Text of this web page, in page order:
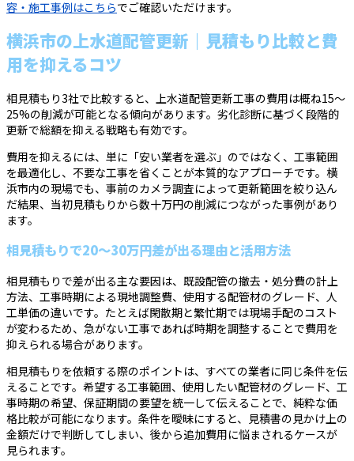
容・施工事例はこちらでご確認いただけます。
横浜市の上水道配管更新｜見積もり比較と費
用を抑えるコツ
相見積もり3社で比較すると、上水道配管更新工事の費用は概ね15〜
25%の削減が可能となる傾向があります。劣化診断に基づく段階的
更新で総額を抑える戦略も有効です。
費用を抑えるには、単に「安い業者を選ぶ」のではなく、工事範囲
を最適化し、不要な工事を省くことが本質的なアプローチです。横
浜市内の現場でも、事前のカメラ調査によって更新範囲を絞り込ん
だ結果、当初見積もりから数十万円の削減につながった事例があり
ます。
相見積もりで20〜30万円差が出る理由と活用方法
相見積もりで差が出る主な要因は、既設配管の撤去・処分費の計上
方法、工事時期による現地調整費、使用する配管材のグレード、人
工単価の違いです。たとえば閑散期と繁忙期では現場手配のコスト
が変わるため、急がない工事であれば時期を調整することで費用を
抑えられる場合があります。
相見積もりを依頼する際のポイントは、すべての業者に同じ条件を伝
えることです。希望する工事範囲、使用したい配管材のグレード、工
事時期の希望、保証期間の要望を統一して伝えることで、純粋な価
格比較が可能になります。条件を曖昧にすると、見積書の見かけ上の
金額だけで判断してしまい、後から追加費用に悩まされるケースが
見られます。